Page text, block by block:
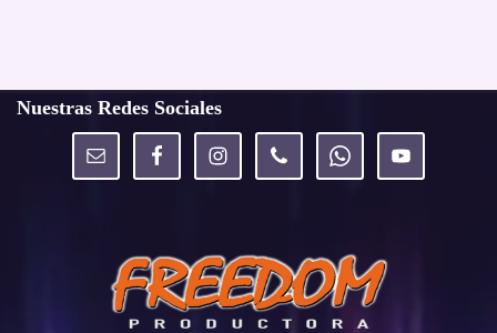
Nuestras Redes Sociales